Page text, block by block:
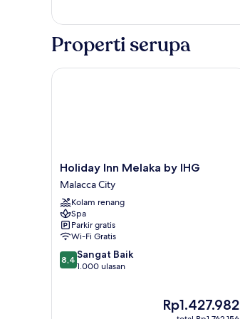
Bebas
Asap
Rokok
Kamar
2
tidur,
Properti serupa
Holiday
Inn
Melaka
by
IHG
Malacca
City
Holiday Inn Melaka by IHG
Malacca City
Kolam renang
Spa
Parkir gratis
Wi-Fi Gratis
8.4
dari
8,4 Sangat Baik
1.000 ulasan
Harga
sekarang
Rp1.427.982
Holiday Inn Melaka by IHG